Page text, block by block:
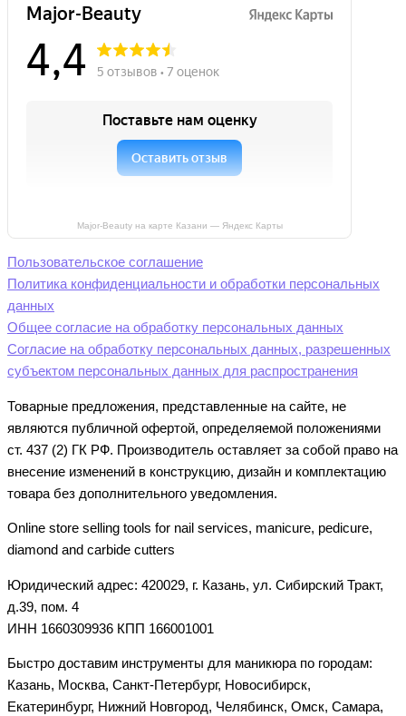
Major-Beauty на карте Казани — Яндекс Карты
Пользовательское соглашение
Политика конфиденциальности и обработки персональных
данных
Общее согласие на обработку персональных данных
Согласие на обработку персональных данных, разрешенных
субъектом персональных данных для распространения
Товарные предложения, представленные на сайте, не
являются публичной офертой, определяемой положениями
ст. 437 (2) ГК РФ. Производитель оставляет за собой право на
внесение изменений в конструкцию, дизайн и комплектацию
товара без дополнительного уведомления.
Online store selling tools for nail services, manicure, pedicure,
diamond and carbide cutters
Юридический адрес: 420029, г. Казань, ул. Сибирский Тракт,
д.39, пом. 4
ИНН 1660309936 КПП 166001001
Быстро доставим инструменты для маникюра по городам:
Казань, Москва, Санкт-Петербург, Новосибирск,
Екатеринбург, Нижний Новгород, Челябинск, Омск, Самара,